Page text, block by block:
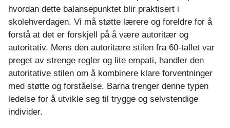
hvordan dette balansepunktet blir praktisert i
skolehverdagen. Vi må støtte lærere og foreldre for å
forstå at det er forskjell på å være autoritær og
autoritativ. Mens den autoritære stilen fra 60-tallet var
preget av strenge regler og lite empati, handler den
autoritative stilen om å kombinere klare forventninger
med støtte og forståelse. Barna trenger denne typen
ledelse for å utvikle seg til trygge og selvstendige
individer.